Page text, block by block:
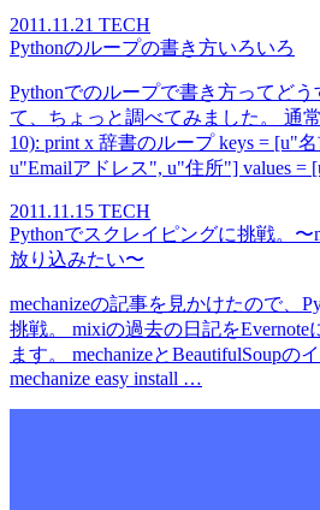
2011.11.21 TECH
Pythonのループの書き方いろいろ
Pythonでのループで書き方ってど
て、ちょっと調べてみました。 通
10): print x 辞書のループ keys = [u"
u"Emailアドレス", u"住所"] values =
2011.11.15 TECH
Pythonでスクレイピングに挑戦。〜
放り込みたい〜
mechanizeの記事を見かけたので、
挑戦。 mixiの過去の日記をEvernote
ます。 mechanizeとBeautifulSoupの
mechanize easy install …